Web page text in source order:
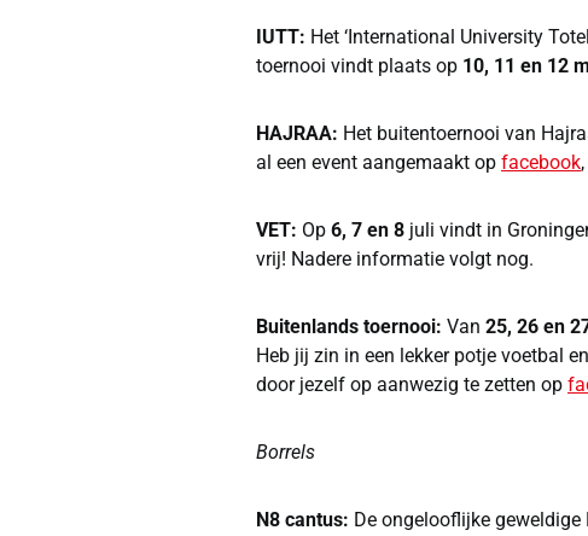
IUTT: Het ‘International University
toernooi vindt plaats op 10, 11 en 12
HAJRAA: Het buitentoernooi van
al een event aangemaakt op facebook
VET: Op 6, 7 en 8 juli vindt in
vrij! Nadere informatie volgt nog.
Buitenlands toernooi: Van 25, 26 en
Heb jij zin in een lekker potje voetbal
door jezelf op aanwezig te zetten op
Borrels
N8 cantus: De ongelooflijke